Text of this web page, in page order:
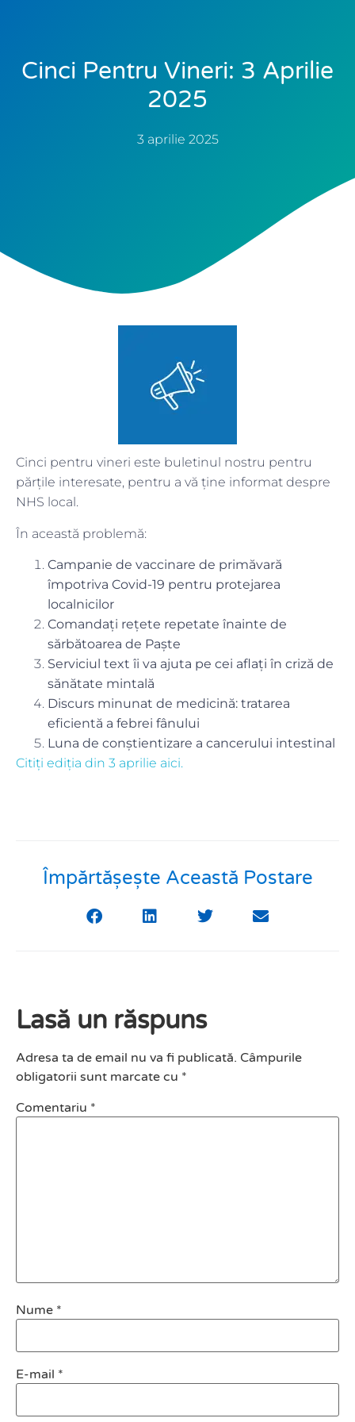
Cinci Pentru Vineri: 3 Aprilie
2025
3 aprilie 2025
Cinci pentru vineri este buletinul nostru pentru
părțile interesate, pentru a vă ține informat despre
NHS local.
În această problemă:
Campanie de vaccinare de primăvară
împotriva Covid-19 pentru protejarea
localnicilor
Comandați rețete repetate înainte de
sărbătoarea de Paște
Serviciul text îi va ajuta pe cei aflați în criză de
sănătate mintală
Discurs minunat de medicină: tratarea
eficientă a febrei fânului
Luna de conștientizare a cancerului intestinal
Citiți ediția din 3 aprilie aici.
Împărtășește Această Postare
Lasă un răspuns
Adresa ta de email nu va fi publicată. Câmpurile
obligatorii sunt marcate cu *
Comentariu *
Nume *
E-mail *